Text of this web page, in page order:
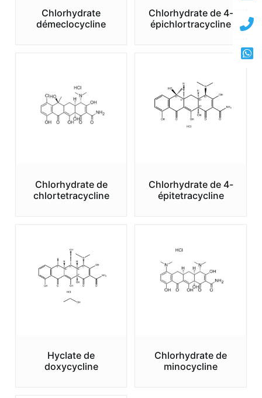
Chlorhydrate
démeclocycline
Chlorhydrate de 4-
épichlortracycline
Chlorhydrate de
chlortetracycline
Chlorhydrate de 4-
épitetracycline
Hyclate de
doxycycline
Chlorhydrate de
minocycline